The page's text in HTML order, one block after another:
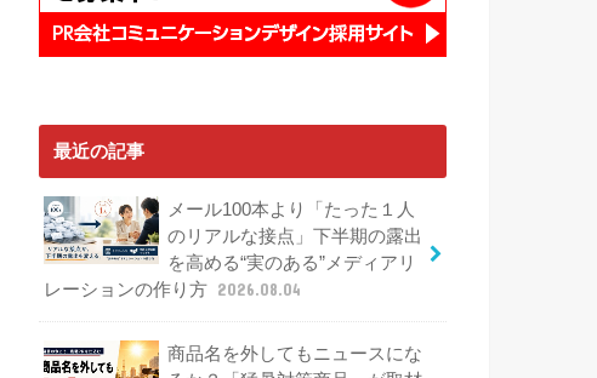
最近の記事
メール100本より「たった１人
のリアルな接点」下半期の露出
を高める“実のある”メディアリ
レーションの作り方 2026.08.04
商品名を外してもニュースにな